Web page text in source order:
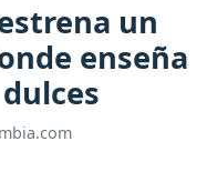
un
enseña